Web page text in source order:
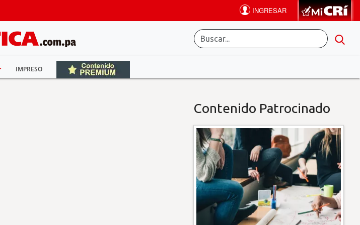
IMPRESO
Contenido Patrocinado